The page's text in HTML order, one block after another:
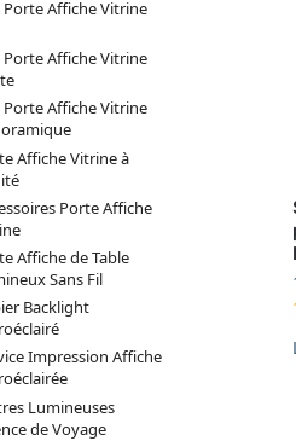
Porte Affiche Vitrine
Porte Affiche Vitrine
Porte Affiche Vitrine
Affiche Vitrine à
Porte Affiche
Affiche de Table
Sans Fil
Backlight
Impression Affiche
Lumineuses
de Voyage